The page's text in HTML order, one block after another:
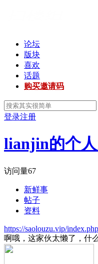
论坛
版块
喜欢
话题
购买邀请码
登录注册
lianjin的个人
访问量67
新鲜事
帖子
资料
https://saolouzu.vip/
啊哦，这家伙太懒了，什